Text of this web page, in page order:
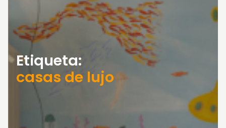
Etiqueta:
casas de lujo